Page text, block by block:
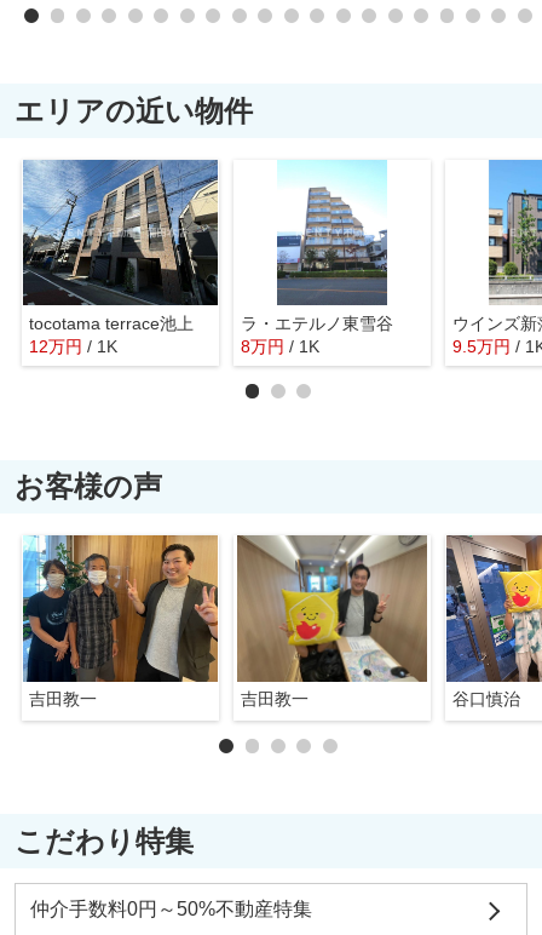
エリアの近い物件
tocotama terrace池上
12万円 / 1K
ラ・エテルノ東雪谷
8万円 / 1K
ウインズ新
9.5万円 /
お客様の声
吉田教一 吉田教一 谷口慎治
こだわり特集
仲介手数料0円～50%不動産特集